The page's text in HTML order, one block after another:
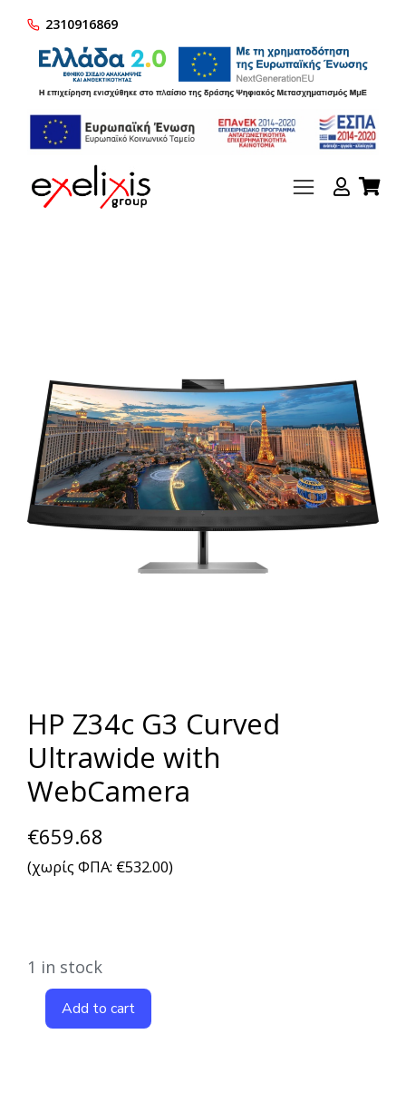
2310916869
HP Z34c G3 Curved
Ultrawide with
WebCamera
€659.68
(χωρίς ΦΠΑ: €532.00)
1 in stock
Add to cart